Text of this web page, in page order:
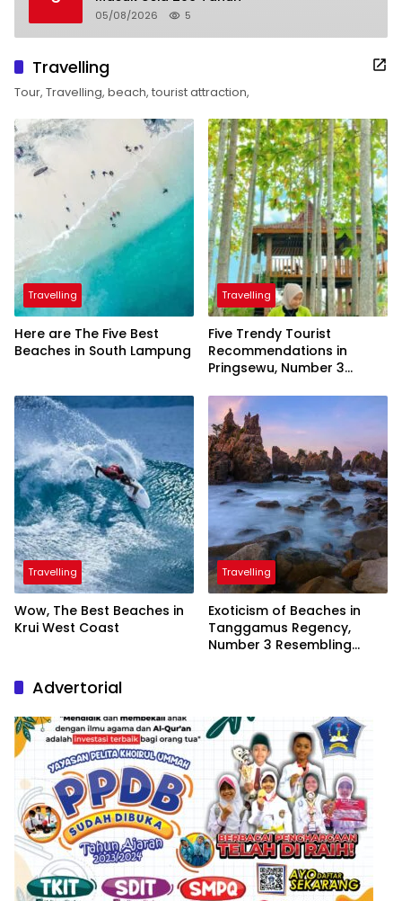
05/08/2026 5
Travelling
Tour, Travelling, beach, tourist attraction,
Travelling
Here are The Five Best
Beaches in South Lampung
Travelling
Five Trendy Tourist
Recommendations in
Pringsewu, Number 3
President
Travelling
Wow, The Best Beaches in
Krui West Coast
Travelling
Exoticism of Beaches in
Tanggamus Regency,
Number 3 Resembling
Advertorial